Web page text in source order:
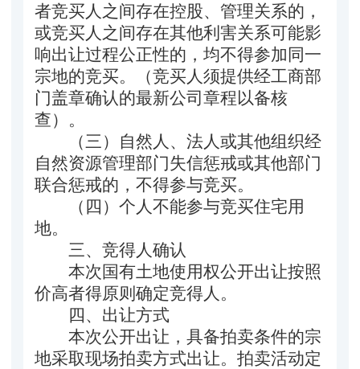
者竞买人之间存在控股、管理关系的，
或竞买人之间存在其他利害关系可能影
响出让过程公正性的，均不得参加同一
宗地的竞买。（竞买人须提供经工商部
门盖章确认的最新公司章程以备核
查）。
（三）自然人、法人或其他组织经
自然资源管理部门失信惩戒或其他部门
联合惩戒的，不得参与竞买。
（四）个人不能参与竞买住宅用
地。
三、竞得人确认
本次国有土地使用权公开出让按照
价高者得原则确定竞得人。
四、 出让方式
本次公开出让，具备拍卖条件的宗
地采取现场拍卖方式出让。 拍卖活动定